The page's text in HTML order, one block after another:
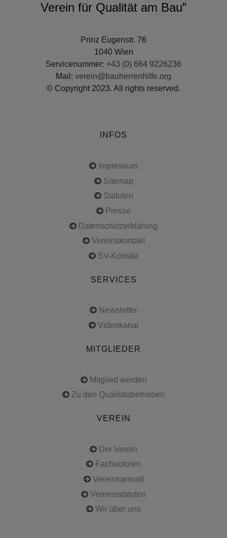
Verein für Qualität am Bau”
Prinz Eugenstr. 76
1040 Wien
Servicenummer: +43 (0) 664 9226236
Mail: verein@bauherrenhilfe.org
© Copyright 2023. All rights reserved.
INFOS
Impressum
Sitemap
Statuten
Presse
Datenschutzerklärung
Vereinskontakt
SV-Kontakt
SERVICES
Newsletter
Videokanal
MITGLIEDER
Mitglied werden
Zu den Qualitätsbetrieben
VEREIN
Der Verein
Fachautoren
Vereinsanwalt
Vereinsstatuten
Wir über uns